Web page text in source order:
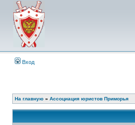
Вход
На главную » Ассоциация юристов Приморья